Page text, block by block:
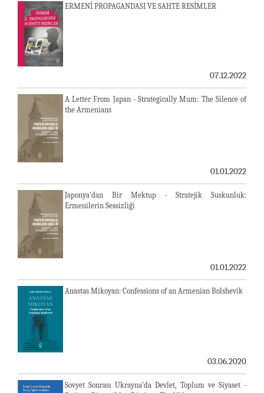
ERMENİ PROPAGANDASI VE SAHTE RESİMLER
07.12.2022
A Letter From Japan - Strategically Mum: The Silence of
the Armenians
01.01.2022
Japonya'dan Bir Mektup - Stratejik Suskunluk:
Ermenilerin Sessizliği
01.01.2022
Anastas Mikoyan: Confessions of an Armenian Bolshevik
03.06.2020
Sovyet Sonrası Ukrayna’da Devlet, Toplum ve Siyaset -